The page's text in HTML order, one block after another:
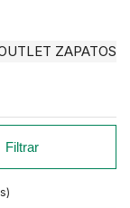
ZAPATOS
Filtrar